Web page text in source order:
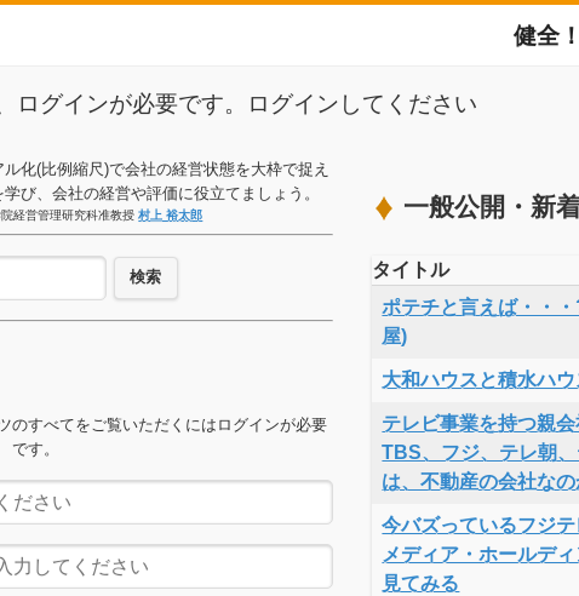
健全
ログインが必要です。ログインしてください
化(比例縮尺)で会社の経営状態を大枠で捉え
び、会社の経営や評価に役立てましょう。
経営管理研究科准教授村上 裕太郎
検索
のすべてをご覧いただくにはログインが必要
です。
一般公開・新
タイトル
ポテチと言えば・・
屋)
大和ハウスと積水ハウ
テレビ事業を持つ親
TBS、フジ、テレ朝
は、不動産の会社な
今バズっているフジテ
メディア・ホールデ
見てみる